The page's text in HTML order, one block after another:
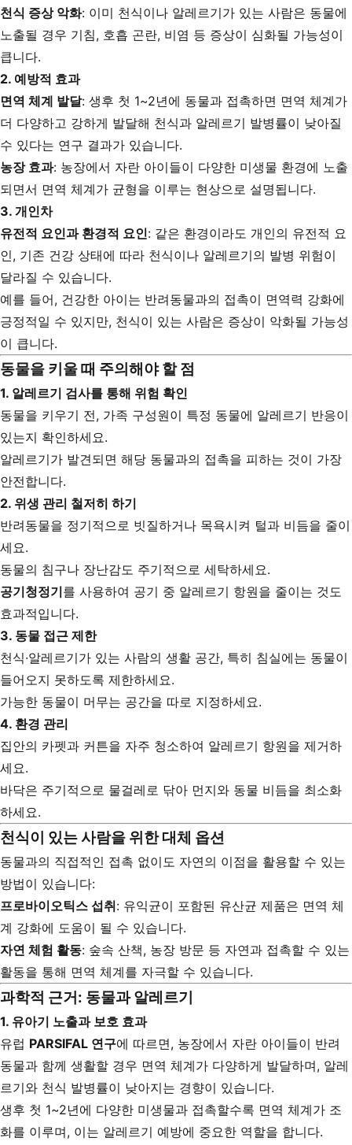
천식 증상 악화: 이미 천식이나 알레르기가 있는 사람은 동물에
노출될 경우 기침, 호흡 곤란, 비염 등 증상이 심화될 가능성이
큽니다.
2. 예방적 효과
면역 체계 발달: 생후 첫 1~2년에 동물과 접촉하면 면역 체계가
더 다양하고 강하게 발달해 천식과 알레르기 발병률이 낮아질
수 있다는 연구 결과가 있습니다.
농장 효과: 농장에서 자란 아이들이 다양한 미생물 환경에 노출
되면서 면역 체계가 균형을 이루는 현상으로 설명됩니다.
3. 개인차
유전적 요인과 환경적 요인: 같은 환경이라도 개인의 유전적 요
인, 기존 건강 상태에 따라 천식이나 알레르기의 발병 위험이
달라질 수 있습니다.
예를 들어, 건강한 아이는 반려동물과의 접촉이 면역력 강화에
긍정적일 수 있지만, 천식이 있는 사람은 증상이 악화될 가능성
이 큽니다.
동물을 키울 때 주의해야 할 점
1. 알레르기 검사를 통해 위험 확인
동물을 키우기 전, 가족 구성원이 특정 동물에 알레르기 반응이
있는지 확인하세요.
알레르기가 발견되면 해당 동물과의 접촉을 피하는 것이 가장
안전합니다.
2. 위생 관리 철저히 하기
반려동물을 정기적으로 빗질하거나 목욕시켜 털과 비듬을 줄이
세요.
동물의 침구나 장난감도 주기적으로 세탁하세요.
공기청정기를 사용하여 공기 중 알레르기 항원을 줄이는 것도
효과적입니다.
3. 동물 접근 제한
천식·알레르기가 있는 사람의 생활 공간, 특히 침실에는 동물이
들어오지 못하도록 제한하세요.
가능한 동물이 머무는 공간을 따로 지정하세요.
4. 환경 관리
집안의 카펫과 커튼을 자주 청소하여 알레르기 항원을 제거하
세요.
바닥은 주기적으로 물걸레로 닦아 먼지와 동물 비듬을 최소화
하세요.
천식이 있는 사람을 위한 대체 옵션
동물과의 직접적인 접촉 없이도 자연의 이점을 활용할 수 있는
방법이 있습니다:
프로바이오틱스 섭취: 유익균이 포함된 유산균 제품은 면역 체
계 강화에 도움이 될 수 있습니다.
자연 체험 활동: 숲속 산책, 농장 방문 등 자연과 접촉할 수 있는
활동을 통해 면역 체계를 자극할 수 있습니다.
과학적 근거: 동물과 알레르기
1. 유아기 노출과 보호 효과
유럽 PARSIFAL 연구에 따르면, 농장에서 자란 아이들이 반려
동물과 함께 생활할 경우 면역 체계가 다양하게 발달하며, 알레
르기와 천식 발병률이 낮아지는 경향이 있습니다.
생후 첫 1~2년에 다양한 미생물과 접촉할수록 면역 체계가 조
화를 이루며, 이는 알레르기 예방에 중요한 역할을 합니다.